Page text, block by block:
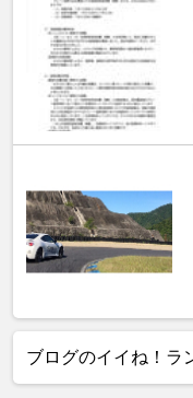
ブログのイイね！ラ